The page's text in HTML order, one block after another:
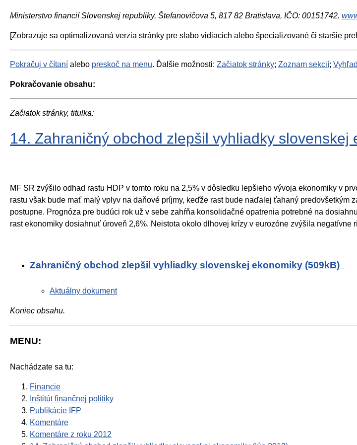
Ministerstvo financií Slovenskej republiky, Štefanovičova 5, 817 82 Bratislava, IČO: 00151742.
[Zobrazuje sa optimalizovaná verzia stránky pre slabo vidiacich alebo špecializované či staršie
Pokračuj v čítaní alebo preskoč na menu. Ďalšie možnosti: Začiatok stránky; Zoznam sekcií;
Pokračovanie obsahu:
Začiatok stránky, titulka:
14. Zahraničný obchod zlepšil vyhliadky slovenskej
MF SR zvýšilo odhad rastu HDP v tomto roku na 2,5% v dôsledku lepšieho vývoja ekonomiky v
rastu však bude mať malý vplyv na daňové príjmy, keďže rast bude naďalej ťahaný
postupne. Prognóza pre budúci rok už v sebe zahŕňa konsolidačné opatrenia potrebné na
rast ekonomiky dosiahnuť úroveň 2,6%. Neistota okolo dlhovej krízy v eurozóne zvýšila negatívne
Zahraničný obchod zlepšil vyhliadky slovenskej ekonomiky (509kB)
Aktuálny dokument
Koniec obsahu.
MENU:
Nachádzate sa tu:
Financie
Inštitút finančnej politiky
Publikácie IFP
Komentáre
Komentáre z roku 2012